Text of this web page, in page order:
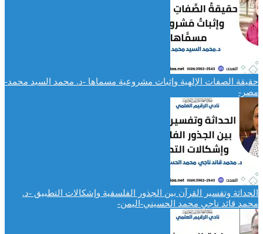
حقيقة الصفات الإلهية وإثبات مشروعية مسماها -د. محمد السيد محمد-
مصر-
الحداثة وتفسير القرآن بين الجذور الفلسفية وإشكالات التطبيق -د.
محمد قائد ناجي محمد الحسيني-اليمن-